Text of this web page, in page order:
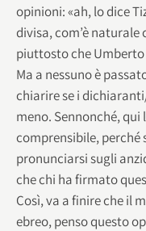
opinioni: «ah, lo dice
divisa, com’è naturale
piuttosto che Umberto
Ma a nessuno è
chiarire se i
meno. Sennonché, qui
comprensibile,
pronunciarsi sugli
che chi ha firmato
Così, va a finire che il
ebreo, penso questo